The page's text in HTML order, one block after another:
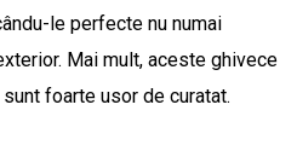
le perfecte nu numai
Mai mult, aceste ghivece
foarte usor de curatat.